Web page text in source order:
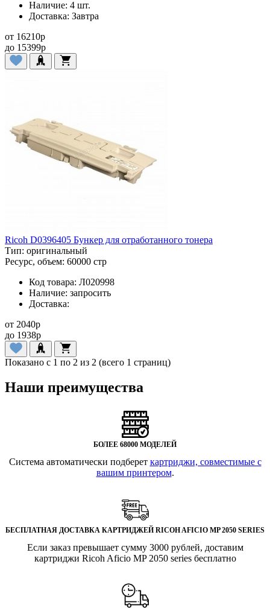
Наличие: 4 шт.
Доставка: Завтра
от 16210p
до 15399p
Ricoh D0396405 Бункер для отработанного тонера
Тип: оригинальный
Ресурс, объем: 60000 стр
Код товара: Л020998
Наличие: запросить
Доставка:
от 2040p
до 1938p
Показано с 1 по 2 из 2 (всего 1 страниц)
Наши преимущества
БОЛЕЕ 68000 МОДЕЛЕЙ
Система автоматически подберет картриджи, совместимые с
вашим принтером.
БЕСПЛАТНАЯ ДОСТАВКА КАРТРИДЖЕЙ RICOH AFICIO MP 2050 SERIES
Если заказ превышает сумму 3000 рублей, доставим
картриджи Ricoh Aficio MP 2050 series бесплатно